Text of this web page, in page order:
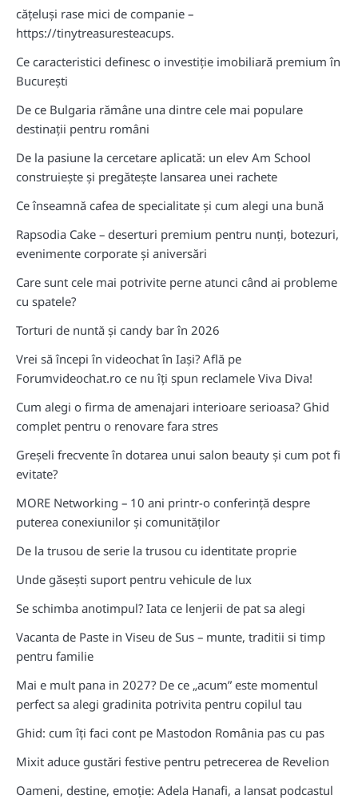
cățeluși rase mici de companie –
https://tinytreasuresteacups.
Ce caracteristici definesc o investiție imobiliară premium în
București
De ce Bulgaria rămâne una dintre cele mai populare
destinații pentru români
De la pasiune la cercetare aplicată: un elev Am School
construiește și pregătește lansarea unei rachete
Ce înseamnă cafea de specialitate și cum alegi una bună
Rapsodia Cake – deserturi premium pentru nunți, botezuri,
evenimente corporate și aniversări
Care sunt cele mai potrivite perne atunci când ai probleme
cu spatele?
Torturi de nuntă și candy bar în 2026
Vrei să începi în videochat în Iași? Află pe
Forumvideochat.ro ce nu îți spun reclamele Viva Diva!
Cum alegi o firma de amenajari interioare serioasa? Ghid
complet pentru o renovare fara stres
Greșeli frecvente în dotarea unui salon beauty și cum pot fi
evitate?
MORE Networking – 10 ani printr-o conferință despre
puterea conexiunilor și comunităților
De la trusou de serie la trusou cu identitate proprie
Unde găsești suport pentru vehicule de lux
Se schimba anotimpul? Iata ce lenjerii de pat sa alegi
Vacanta de Paste in Viseu de Sus – munte, traditii si timp
pentru familie
Mai e mult pana in 2027? De ce „acum” este momentul
perfect sa alegi gradinita potrivita pentru copilul tau
Ghid: cum îți faci cont pe Mastodon România pas cu pas
Mixit aduce gustări festive pentru petrecerea de Revelion
Oameni, destine, emoție: Adela Hanafi, a lansat podcastul